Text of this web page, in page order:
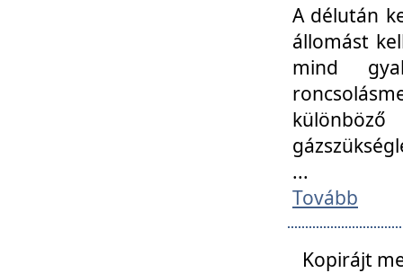
A délután
állomást
mind
...
Tovább
Kopirájt